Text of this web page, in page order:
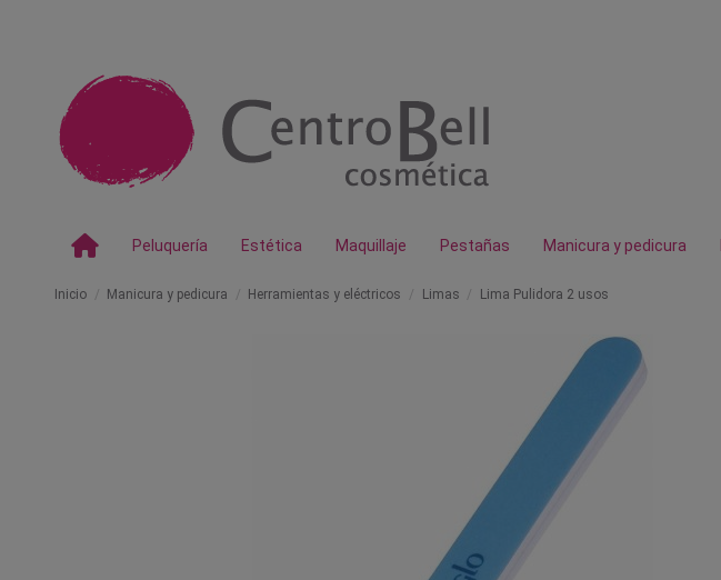
Peluquería Estética Maquillaje Pestañas Manicura y pedicura
Inicio Manicura y pedicura Herramientas y eléctricos Limas Lima Pulidora 2 usos